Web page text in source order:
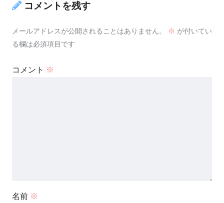
コメントを残す
メールアドレスが公開されることはありません。 ※ が付いてい
る欄は必須項目です
コメント ※
名前 ※